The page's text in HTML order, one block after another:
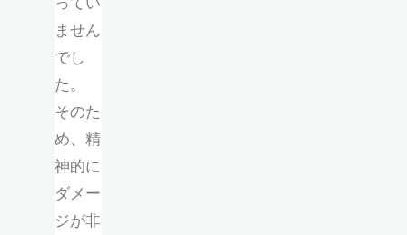
ません
でし
た。
そのた
め、精
神的に
ダメー
ジが非